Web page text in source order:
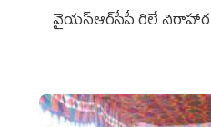
వైయ‌స్ఆర్‌సీపీ రిలే నిరాహార